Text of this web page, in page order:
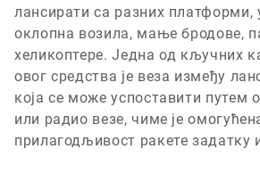
лансирати са разних платформи,
оклопна возила, мање бродове,
хеликоптере. Једна од кључних
овог средства је веза између
која се може успоставити путем
или радио везе, чиме је
прилагодљивост ракете задатку